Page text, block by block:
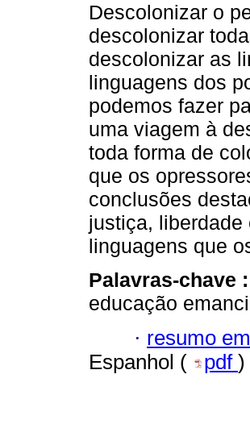
Descolonizar o
descolonizar
descolonizar as
linguagens dos
podemos fazer
uma viagem à
toda forma de
que os
conclusões
justiça,
linguagens que
Palavras-chave :
educação
· resumo
Espanhol (
pdf )